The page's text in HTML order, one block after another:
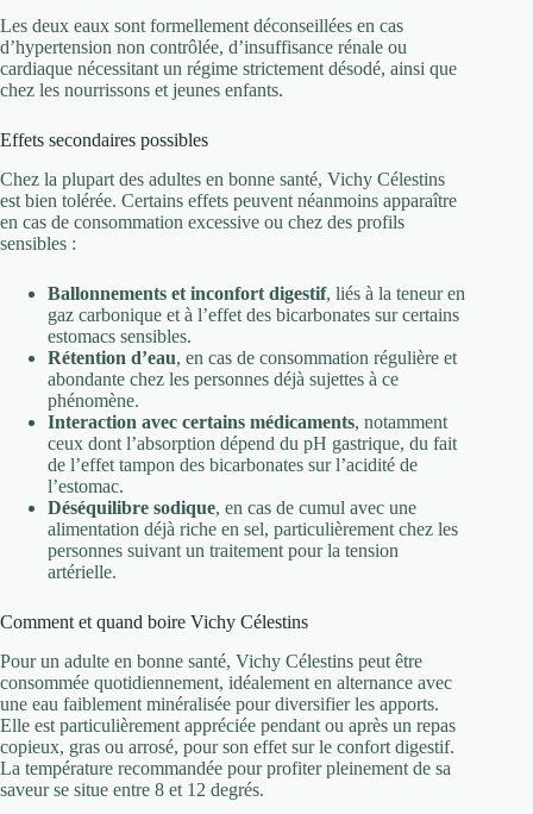
Les deux eaux sont formellement déconseillées en cas
d’hypertension non contrôlée, d’insuffisance rénale ou
cardiaque nécessitant un régime strictement désodé, ainsi que
chez les nourrissons et jeunes enfants.
Effets secondaires possibles
Chez la plupart des adultes en bonne santé, Vichy Célestins
est bien tolérée. Certains effets peuvent néanmoins apparaître
en cas de consommation excessive ou chez des profils
sensibles :
Ballonnements et inconfort digestif, liés à la teneur en
gaz carbonique et à l’effet des bicarbonates sur certains
estomacs sensibles.
Rétention d’eau, en cas de consommation régulière et
abondante chez les personnes déjà sujettes à ce
phénomène.
Interaction avec certains médicaments, notamment
ceux dont l’absorption dépend du pH gastrique, du fait
de l’effet tampon des bicarbonates sur l’acidité de
l’estomac.
Déséquilibre sodique, en cas de cumul avec une
alimentation déjà riche en sel, particulièrement chez les
personnes suivant un traitement pour la tension
artérielle.
Comment et quand boire Vichy Célestins
Pour un adulte en bonne santé, Vichy Célestins peut être
consommée quotidiennement, idéalement en alternance avec
une eau faiblement minéralisée pour diversifier les apports.
Elle est particulièrement appréciée pendant ou après un repas
copieux, gras ou arrosé, pour son effet sur le confort digestif.
La température recommandée pour profiter pleinement de sa
saveur se situe entre 8 et 12 degrés.